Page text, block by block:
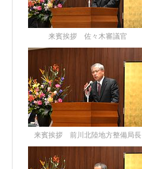
来賓挨拶 佐々木審議官
来賓挨拶 前川北陸地方整備局長